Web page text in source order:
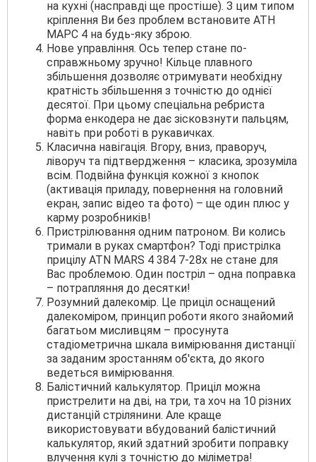
на кухні (насправді ще простіше). З цим типом
кріплення Ви без проблем встановите АТН
МАРС 4 на будь-яку зброю.
Нове управління. Ось тепер стане по-
справжньому зручно! Кільце плавного
збільшення дозволяє отримувати необхідну
кратність збільшення з точністю до однієї
десятої. При цьому спеціальна ребриста
форма енкодера не дає зісковзнути пальцям,
навіть при роботі в рукавичках.
Класична навігація. Вгору, вниз, праворуч,
ліворуч та підтвердження – класика, зрозуміла
всім. Подвійна функція кожної з кнопок
(активація приладу, повернення на головний
екран, запис відео та фото) – ще один плюс у
карму розробників!
Пристрілювання одним патроном. Ви колись
тримали в руках смартфон? Тоді пристрілка
прицілу ATN MARS 4 384 7-28x не стане для
Вас проблемою. Один постріл – одна поправка
– потрапляння до десятки!
Розумний далекомір. Це приціл оснащений
далекоміром, принцип роботи якого знайомий
багатьом мисливцям – просунута
стадіометрична шкала вимірювання дистанції
за заданим зростанням об'єкта, до якого
ведеться вимірювання.
Балістичний калькулятор. Приціл можна
пристрелити на дві, на три, та хоч на 10 різних
дистанцій стрілянини. Але краще
використовувати вбудований балістичний
калькулятор, який здатний зробити поправку
влучення кулі з точністю до міліметра!